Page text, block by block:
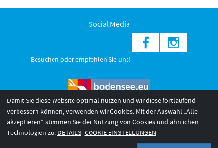
Social Media
Besuchen oder empfehlen Sie uns!
© 2026 Internationale Bodensee Tourismus GmbH
Damit Sie diese Website optimal nutzen und wir diese fortlaufend
verbessern können, verwenden wir Cookies. Mit der Auswahl „Alle
akzeptieren“ stimmen Sie der Nutzung von Cookies und ähnlichen
Technologien zu. DETAILS COOKIE EINSTELLUNGEN